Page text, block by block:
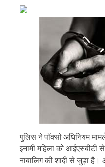
पुलिस ने पॉक्सो अधिनियम
इनामी महिला को आईएसबीटी
नाबालिग की शादी से जुड़ा है।